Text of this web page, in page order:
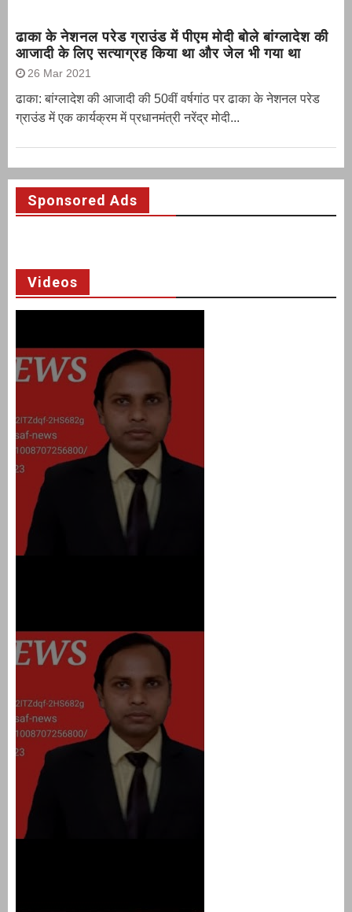
ढाका के नेशनल परेड ग्राउंड में पीएम मोदी बोले बांग्लादेश की
आजादी के लिए सत्याग्रह किया था और जेल भी गया था
26 Mar 2021
ढाका: बांग्लादेश की आजादी की 50वीं वर्षगांठ पर ढाका के नेशनल परेड
ग्राउंड में एक कार्यक्रम में प्रधानमंत्री नरेंद्र मोदी...
Sponsored Ads
Videos